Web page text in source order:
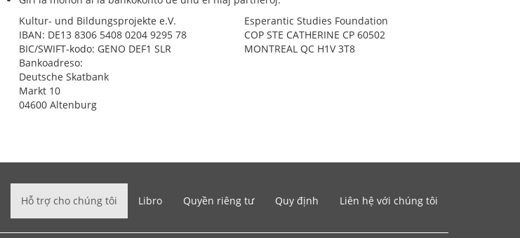
Kultur- und Bildungsprojekte e.V.
IBAN: DE13 8306 5408 0204 9295 78
BIC/SWIFT-kodo: GENO DEF1 SLR
Bankoadreso:
Deutsche Skatbank
Markt 10
04600 Altenburg
Esperantic Studies Foundation
COP STE CATHERINE CP 60502
MONTREAL QC H1V 3T8
Hỗ trợ cho chúng tôi Libro Quyền riêng tư Quy định Liên hệ với chúng tôi